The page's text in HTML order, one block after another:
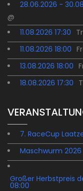
28.06.2026 -
@
11.08.2026 17:30
11.08.2026 18:00
13.08.2026 18:00
18.08.2026 17:30
7. RaceCup
Maschwurm
Großer Herbstpreis
08:00